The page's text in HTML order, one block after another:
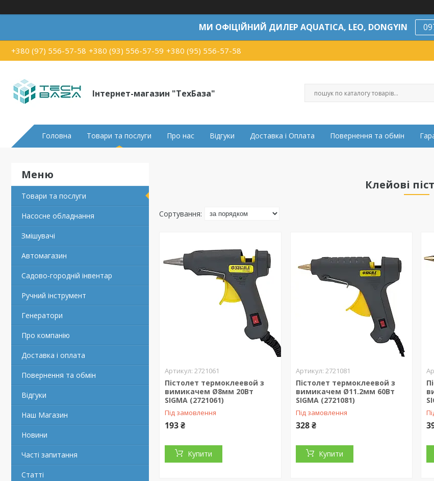
МИ ОФІЦІЙНИЙ ДИЛЕР AQUATICA, LEO, DONGYIN
+380 (97) 556-57-58 +380 (93) 556-57-59 +380 (95) 556-57-58
Інтернет-магазин "ТехБаза"
Головна Товари та послуги Про нас Відгуки Доставка і Оплата Повернення та обмін
Товари та послуги
Насосне обладнання
Змішувачі
Автомагазин
Садово-городній інвентар
Ручний інструмент
Генератори
Про компанію
Доставка і оплата
Повернення та обмін
Відгуки
Наш Магазин
Новини
Часті запитання
Статті
Клейові
2721061
Пістолет термоклеевой з
вимикачем Ø8мм 20Вт
SIGMA (2721061)
Під замовлення
193 ₴
Купити
2721081
Пістолет термоклеевой з
вимикачем Ø11.2мм 60Вт
SIGMA (2721081)
Під замовлення
328 ₴
Купити